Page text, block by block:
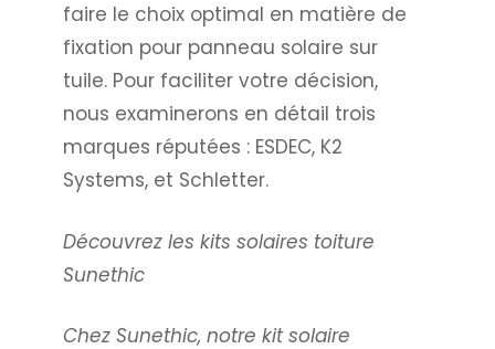
faire le choix optimal en matière de
fixation pour panneau solaire sur
tuile. Pour faciliter votre décision,
nous examinerons en détail trois
marques réputées : ESDEC, K2
Systems, et Schletter.
Découvrez les kits solaires toiture
Sunethic
Chez Sunethic, notre kit solaire